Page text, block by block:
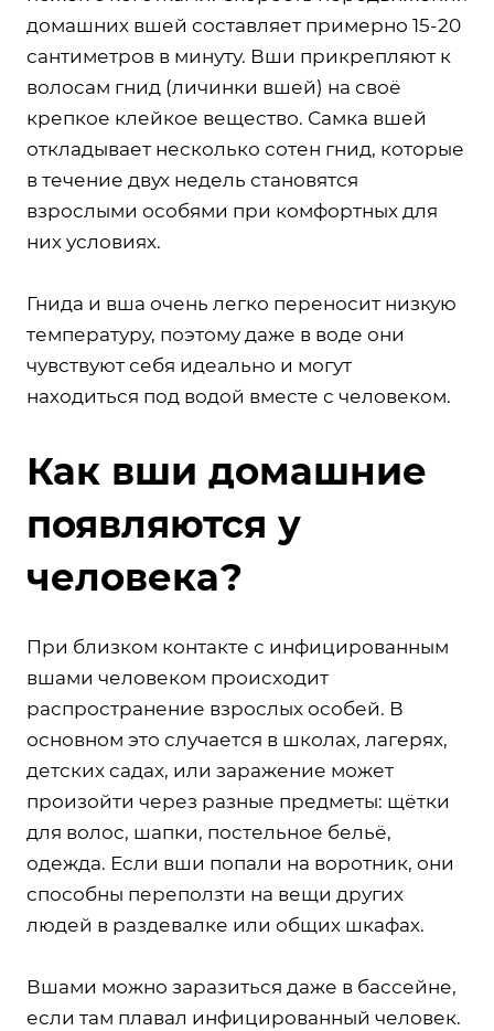
домашних вшей составляет примерно 15-20
сантиметров в минуту. Вши прикрепляют к
волосам гнид (личинки вшей) на своё
крепкое клейкое вещество. Самка вшей
откладывает несколько сотен гнид, которые
в течение двух недель становятся
взрослыми особями при комфортных для
них условиях.
Гнида и вша очень легко переносит низкую
температуру, поэтому даже в воде они
чувствуют себя идеально и могут
находиться под водой вместе с человеком.
Как вши домашние
появляются у
человека?
При близком контакте с инфицированным
вшами человеком происходит
распространение взрослых особей. В
основном это случается в школах, лагерях,
детских садах, или заражение может
произойти через разные предметы: щётки
для волос, шапки, постельное бельё,
одежда. Если вши попали на воротник, они
способны переползти на вещи других
людей в раздевалке или общих шкафах.
Вшами можно заразиться даже в бассейне,
если там плавал инфицированный человек.